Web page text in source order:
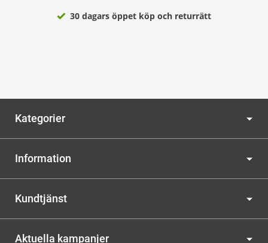
30 dagars öppet köp och returrätt
Kategorier
Information
Kundtjänst
Aktuella kampanjer